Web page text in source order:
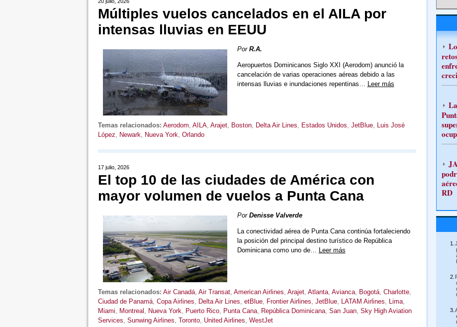
Múltiples vuelos cancelados en el AILA por
intensas lluvias en EEUU
Por R.A.
Aeropuertos Dominicanos Siglo XXI (Aerodom) anunció la
cancelación de varias operaciones aéreas debido a las
intensas lluvias e inundaciones repentinas… Leer más
Temas relacionados: Aerodom, AILA, Arajet, Boston, Delta Air Lines, Estados Unidos, JetBlue, Luis José
López, Newark, Nueva York, Orlando
17 julio, 2026
El top 10 de las ciudades de América con
mayor volumen de vuelos a Punta Cana
Por Denisse Valverde
La conectividad aérea de Punta Cana continúa fortaleciendo
la posición del principal destino turístico de República
Dominicana como uno de… Leer más
Temas relacionados: Air Canadá, Air Transat, American Airlines Arajet, Atlanta, Avianca, Bogotá, Charlotte,
Ciudad de Panamá, Copa Airlines Delta Air Lines etBlue, Frontier Airlines JetBlue, LATAM Airlines Lima,
Miami
Montreal Nueva York Puerto Rico, Punta Cana, República Dominicana, San Juan, Sky High Aviation
Services Sunwing Airlines Toronto, United Airlines WestJet
RD